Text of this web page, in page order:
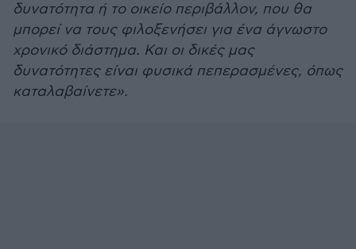
δυνατότητα ή το οικείο περιβάλλον, που θα
μπορεί να τους φιλοξενήσει για ένα άγνωστο
χρονικό διάστημα. Και οι δικές μας
δυνατότητες είναι φυσικά πεπερασμένες, όπως
καταλαβαίνετε».